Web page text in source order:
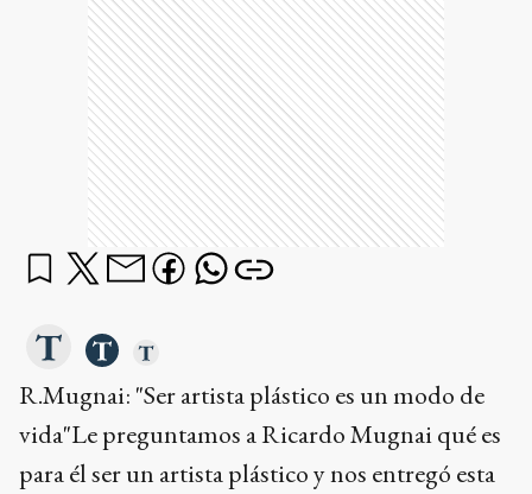
R.Mugnai: "Ser artista plástico es un modo de
vida"Le preguntamos a Ricardo Mugnai qué es
para él ser un artista plástico y nos entregó esta